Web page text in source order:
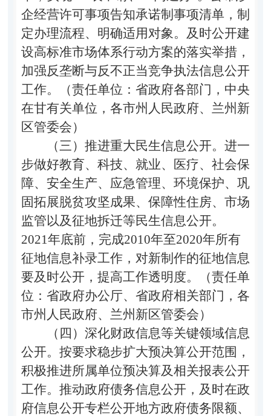
企经营许可事项告知承诺制事项清单，制
定办理流程、明确适用对象。及时公开建
设高标准市场体系行动方案的落实举措，
加强反垄断与反不正当竞争执法信息公开
工作。（责任单位：省政府各部门，中央
在甘有关单位，各市州人民政府、兰州新
区管委会）
（三）推进重大民生信息公开。 进一
步做好教育、科技、就业、医疗、社会保
障、安全生产、应急管理、环境保护、巩
固拓展脱贫攻坚成果、保障性住房、市场
监管以及征地拆迁等民生信息公开。
2021年底前，完成2010年至2020年所有
征地信息补录工作，对新制作的征地信息
要及时公开，提高工作透明度。（责任单
位：省政府办公厅、省政府相关部门，各
市州人民政府、兰州新区管委会）
（四）深化财政信息等关键领域信息
公开。 按要求稳步扩大预决算公开范围，
积极推进所属单位预决算及相关报表公开
工作。推动政府债务信息公开，及时在政
府信息公开专栏公开地方政府债务限额、